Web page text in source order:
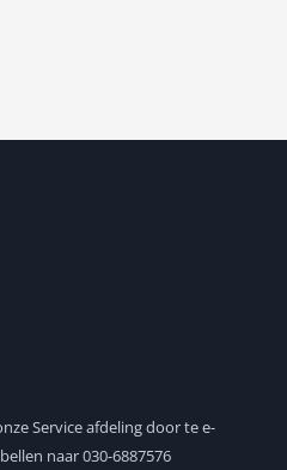
Service afdeling door te e-
naar 030-6887576